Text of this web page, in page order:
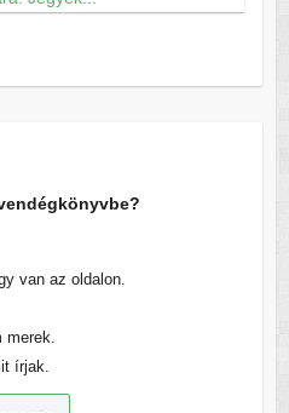
van az oldalon.
merek.
írjak.